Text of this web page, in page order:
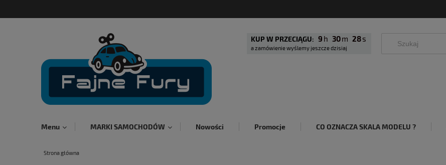
KUP W PRZECIĄGU: 9 30 27
a zamówienie wyślemy jeszcze dzisiaj
Menu MARKI SAMOCHODÓW Nowości Promocje CO OZNACZA SKALA MODELU ?
Strona główna